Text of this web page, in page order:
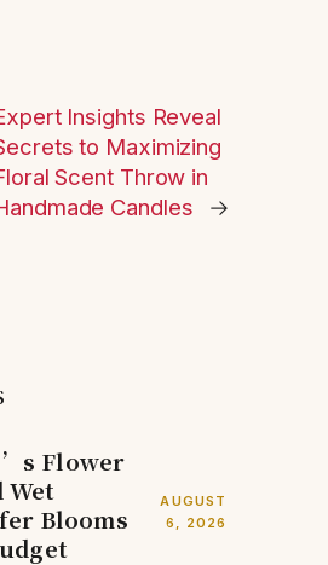
Insights Reveal
to Maximizing
Scent Throw in
Candles
→
Flower
Wet
Blooms
AUGUST
6, 2026